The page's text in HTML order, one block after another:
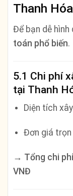
Thanh
Để bạn dễ hình
toán phổ biến.
5.1 Chi phí
tại Thanh
Diện tích
Đơn giá
→ Tổng chi
VNĐ